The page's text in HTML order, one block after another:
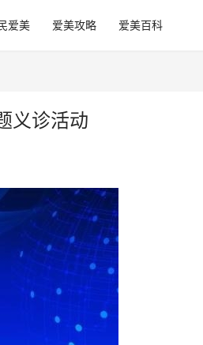
爱美 爱美攻略 爱美百科
义诊活动